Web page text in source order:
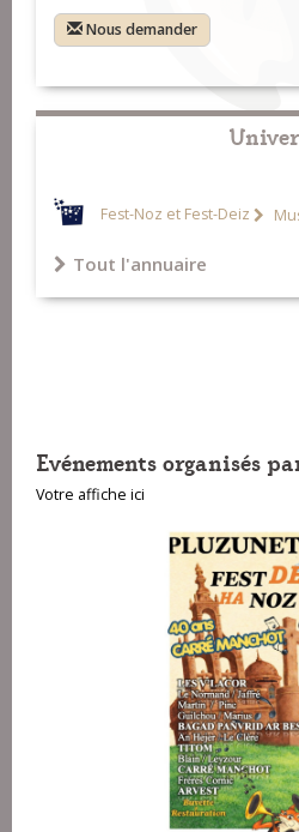
Nous demander
Fest-Noz et Fest-Deiz
Tout l'annuaire
Evénements organisés
Votre affiche ici